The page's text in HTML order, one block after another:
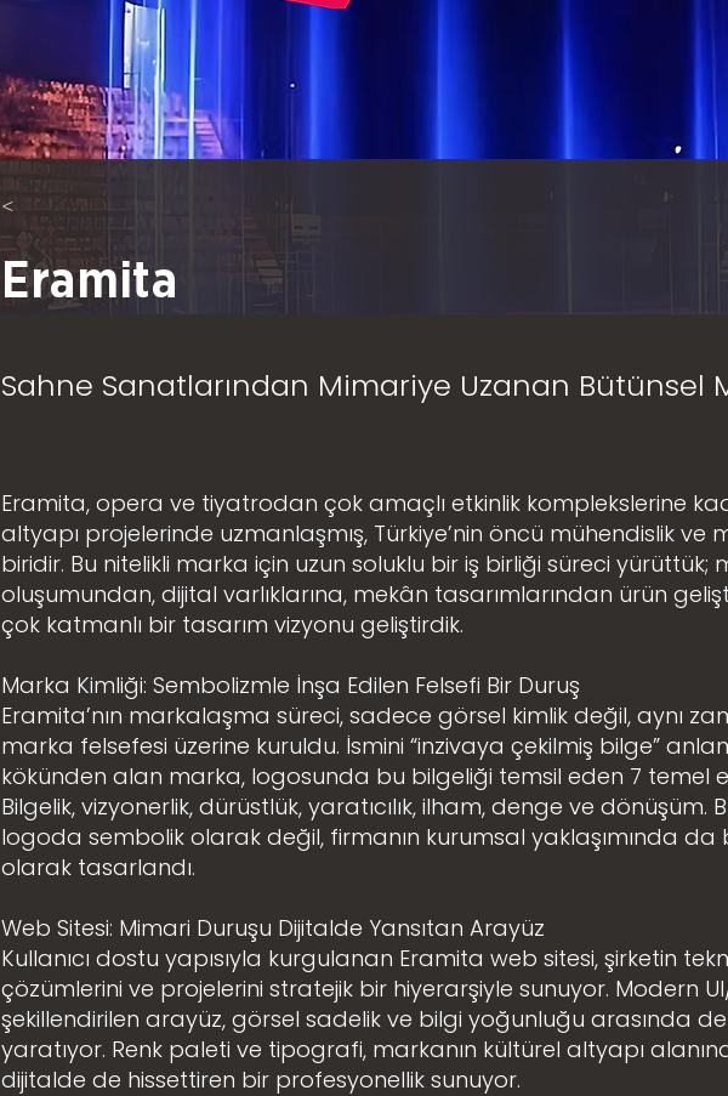
<
Eramita
Sahne Sanatlarından Mimariye Uzanan Bütünsel
Eramita, opera ve tiyatrodan çok amaçlı etkinlik komplekslerine
altyapı projelerinde uzmanlaşmış, Türkiye’nin öncü mühendislik ve
biridir. Bu nitelikli marka için uzun soluklu bir iş birliği süreci yürüttük;
oluşumundan, dijital varlıklarına, mekân tasarımlarından ürün
çok katmanlı bir tasarım vizyonu geliştirdik.
Marka Kimliği: Sembolizmle İnşa Edilen Felsefi Bir Duruş
Eramita’nın markalaşma süreci, sadece görsel kimlik değil, aynı
marka felsefesi üzerine kuruldu. İsmini “inzivaya çekilmiş bilge”
kökünden alan marka, logosunda bu bilgeliği temsil eden 7 temel
Bilgelik, vizyonerlik, dürüstlük, yaratıcılık, ilham, denge ve dönüşüm.
logoda sembolik olarak değil, firmanın kurumsal yaklaşımında da
olarak tasarlandı.
Web Sitesi: Mimari Duruşu Dijitalde Yansıtan Arayüz
Kullanıcı dostu yapısıyla kurgulanan Eramita web sitesi, şirketin
çözümlerini ve projelerini stratejik bir hiyerarşiyle sunuyor. Modern UI/
şekillendirilen arayüz, görsel sadelik ve bilgi yoğunluğu arasında
yaratıyor. Renk paleti ve tipografi, markanın kültürel altyapı
dijitalde de hissettiren bir profesyonellik sunuyor.